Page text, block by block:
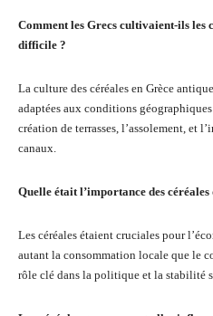
Comment les Grecs cultivaient-ils les
difficile ?
La culture des céréales en Grèce
adaptées aux conditions
création de terrasses, l’assolement, et
canaux.
Quelle était l’importance des céréales
Les céréales étaient cruciales pour
autant la consommation locale que le
rôle clé dans la politique et la stabilité